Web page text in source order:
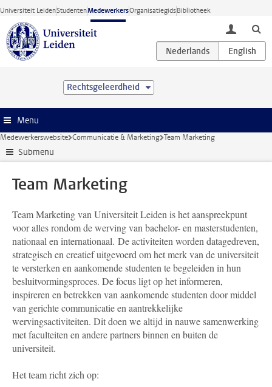
Ga direct naar de inhoud
Universiteit LeidenStudentenMedewerkersOrganisatiegidsBibliotheek
toggle
Rechtsgeleerdheid
Menu
Medewerkerswebsite Communicatie & Marketing Team Marketing
Submenu
Team Marketing
Team Marketing van Universiteit Leiden is het aanspreekpunt
voor alles rondom de werving van bachelor- en masterstudenten,
nationaal en internationaal. De activiteiten worden datagedreven,
strategisch en creatief uitgevoerd om het merk van de universiteit
te versterken en aankomende studenten te begeleiden in hun
besluitvormingsproces. De focus ligt op het informeren,
inspireren en betrekken van aankomende studenten door middel
van gerichte communicatie en aantrekkelijke
wervingsactiviteiten. Dit doen we altijd in nauwe samenwerking
met faculteiten en andere partners binnen en buiten de
universiteit.
Het team richt zich op: